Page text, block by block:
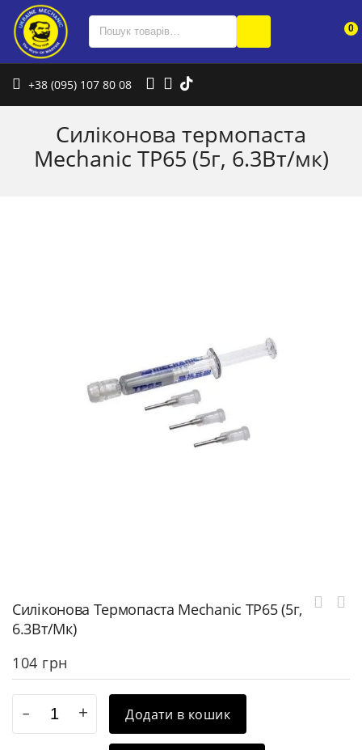
0
+38 (095) 107 80 08
Силіконова термопаста
Mechanic TP65 (5г, 6.3Вт/мк)
Силіконова Термопаста Mechanic TP65 (5г,
6.3Вт/мк)
104 грн
Додати в кошик